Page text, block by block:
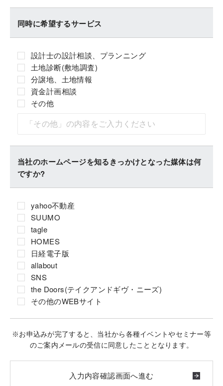
同時に希望するサービス
設計士の設計相談、プランニング
土地診断(敷地調査)
分譲地、土地情報
資金計画相談
その他
当社のホームページを知るきっかけとなった媒体は何
ですか?
yahoo不動産
SUUMO
tagle
HOMES
日経電子版
allabout
SNS
the Doors(テイクアンドギヴ・ニーズ)
その他のWEBサイト
※お申込みが完了すると、当社から各種イベントやセミナー等
のご案内メールの受信に同意したこととなります。